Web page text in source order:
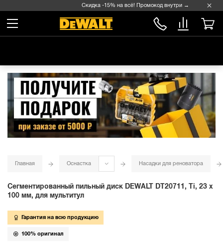
Скидка -15% на всё! Промокод внутри →
Главная Оснастка Насадки для реноватора
Сегментированный пильный диск DEWALT DT20711, Ti, 23 x
100 мм, для мультитул
Гарантия на всю продукцию
100% оригинал